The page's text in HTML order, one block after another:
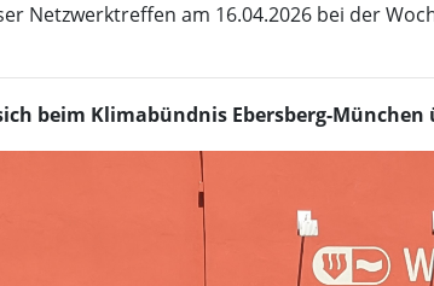
Netzwerktreffen am 16.04.2026 bei der
beim Klimabündnis Ebersberg-